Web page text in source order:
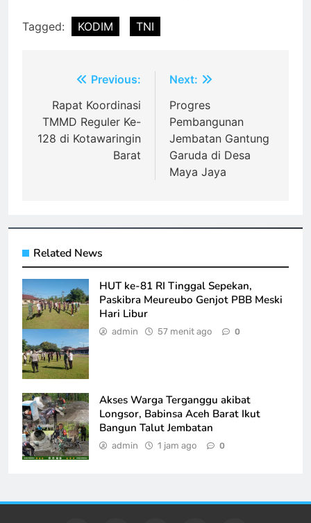
Tagged: KODIM TNI
Navigasi
pos
Previous:
Rapat Koordinasi
TMMD Reguler Ke-
128 di Kotawaringin
Barat
Next:
Progres
Pembangunan
Jembatan Gantung
Garuda di Desa
Maya Jaya
Related News
HUT ke-81 RI Tinggal Sepekan,
Paskibra Meureubo Genjot PBB Meski
Hari Libur
admin 57 menit ago 0
Akses Warga Terganggu akibat
Longsor, Babinsa Aceh Barat Ikut
Bangun Talut Jembatan
admin 1 jam ago 0